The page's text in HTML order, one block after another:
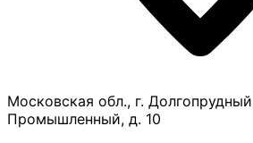
Московская обл., г.
Промышленный, д. 10